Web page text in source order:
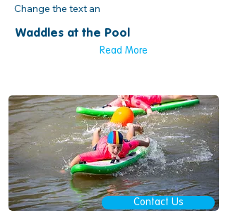
Change the text an
Waddles at the Pool
Read More
Contact Us